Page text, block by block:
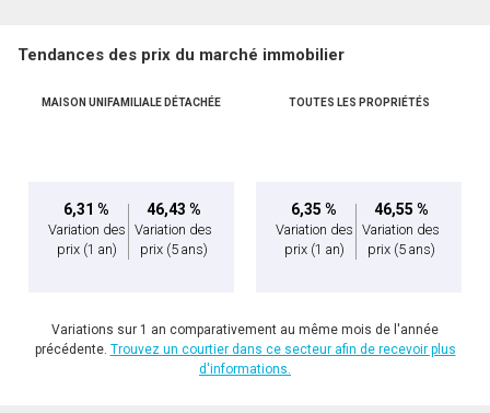
Tendances des prix du marché immobilier
MAISON UNIFAMILIALE DÉTACHÉE
6,31 %
Variation des
prix (1 an)
46,43 %
Variation des
prix (5 ans)
TOUTES LES PROPRIÉTÉS
6,35 %
Variation des
prix (1 an)
46,55 %
Variation des
prix (5 ans)
Variations sur 1 an comparativement au même mois de l'année
précédente. Trouvez un courtier dans ce secteur afin de recevoir plus
d'informations.